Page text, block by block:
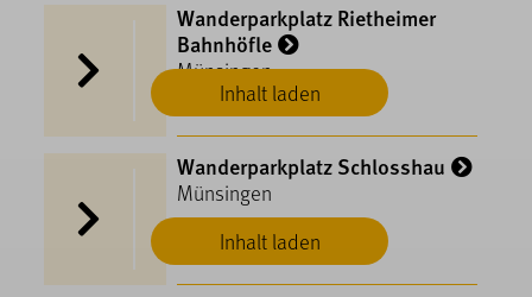
Inhalt laden
Wanderparkplatz Rietheimer
Bahnhöfle
Münsingen
Inhalt laden
Wanderparkplatz Schlosshau
Münsingen